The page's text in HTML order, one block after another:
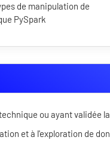
de manipulation de
PySpark
ou ayant validée
et à l'exploration de